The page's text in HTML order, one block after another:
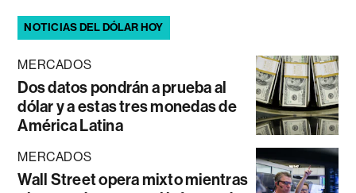
NOTICIAS DEL DÓLAR HOY
MERCADOS
Dos datos pondrán a prueba al
dólar y a estas tres monedas de
América Latina
MERCADOS
Wall Street opera mixto mientras